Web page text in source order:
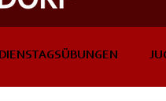
DIENSTAGSÜBUNGEN